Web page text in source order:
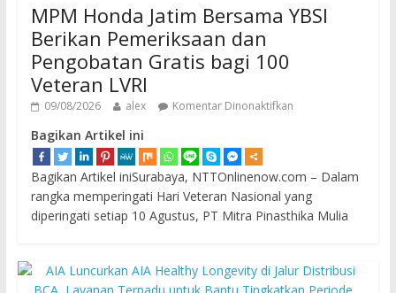
MPM Honda Jatim Bersama YBSI
Berikan Pemeriksaan dan
Pengobatan Gratis bagi 100
Veteran LVRI
09/08/2026 alex Komentar Dinonaktifkan
Bagikan Artikel ini
Bagikan Artikel iniSurabaya, NTTOnlinenow.com – Dalam
rangka memperingati Hari Veteran Nasional yang
diperingati setiap 10 Agustus, PT Mitra Pinasthika Mulia